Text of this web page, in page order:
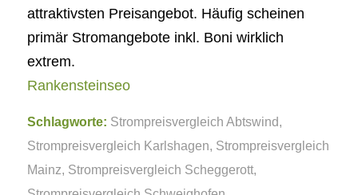
attraktivsten Preisangebot. Häufig scheinen
primär Stromangebote inkl. Boni wirklich
extrem.
Rankensteinseo
Schlagworte: Strompreisvergleich Abtswind,
Strompreisvergleich Karlshagen, Strompreisvergleich
Mainz, Strompreisvergleich Scheggerott,